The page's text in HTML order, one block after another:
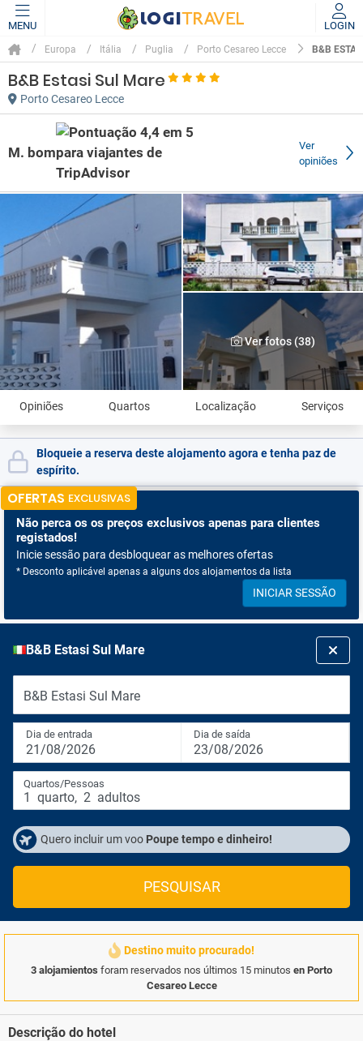
MENU LOGIN
Europa Itália Puglia Porto Cesareo Lecce B&B
B&B Estasi Sul Mare
Porto Cesareo Lecce
M. bom
Ver
opiniões
Ver fotos (38)
Opiniões Quartos Localização Serviços
Bloqueie a reserva deste alojamento agora e tenha paz de
espírito.
OFERTAS EXCLUSIVAS
Não perca os os preços exclusivos apenas para clientes
registados!
Inicie sessão para desbloquear as melhores ofertas
* Desconto aplicável apenas a alguns dos alojamentos da lista
INICIAR SESSÃO
B&B Estasi Sul Mare
B&B Estasi Sul Mare
Dia de entrada
21/08/2026
Dia de saída
23/08/2026
Quartos/Pessoas
1 quarto, 2 adultos
Quero incluir um voo Poupe tempo e dinheiro!
PESQUISAR
Destino muito procurado!
3 alojamientos foram reservados nos últimos 15 minutos en Porto
Cesareo Lecce
Descrição do hotel